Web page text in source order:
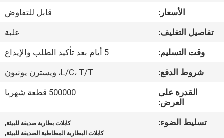
الجودة
اتصل
الأسعار:
قابل للتفاوض
تفاصيل التغليف:
علبة
وقت التسليم:
5 أيام بعد تأكيد الطلب والإيداع
شروط الدفع:
L/C، T/T، ويسترن يونيون
القدرة على
العرض:
500000 قطعة شهريا
تسليط الضوء: كابلات بطارية صديقة للبيئة,
كابلات البطارية المطاطية الصديقة للبيئة,